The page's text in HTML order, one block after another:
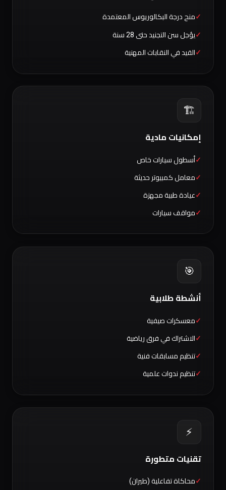
منح درجة البكالوريوس المعتمدة
يؤجل سن التجنيد حتى 28 سنة
القيد في النقابات المهنية
🏗️
إمكانيات مادية
أسطول سيارات خاص
معامل كمبيوتر حديثة
عيادة طبية مجهزة
مواقف سيارات
🎯
أنشطة طلابية
معسكرات صيفية
الاشتراك في فرق رياضية
تنظيم مسابقات فنية
تنظيم ندوات علمية
⚡
تقنيات متطورة
محاكاة تفاعلية (طيران)